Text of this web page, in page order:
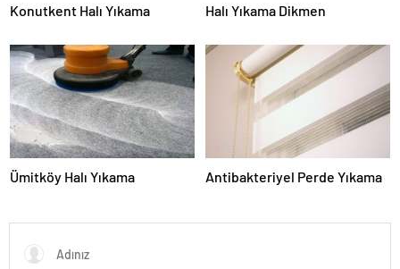
Konutkent Halı Yıkama Halı Yıkama Dikmen
Ümitköy Halı Yıkama Antibakteriyel Perde Yıkama